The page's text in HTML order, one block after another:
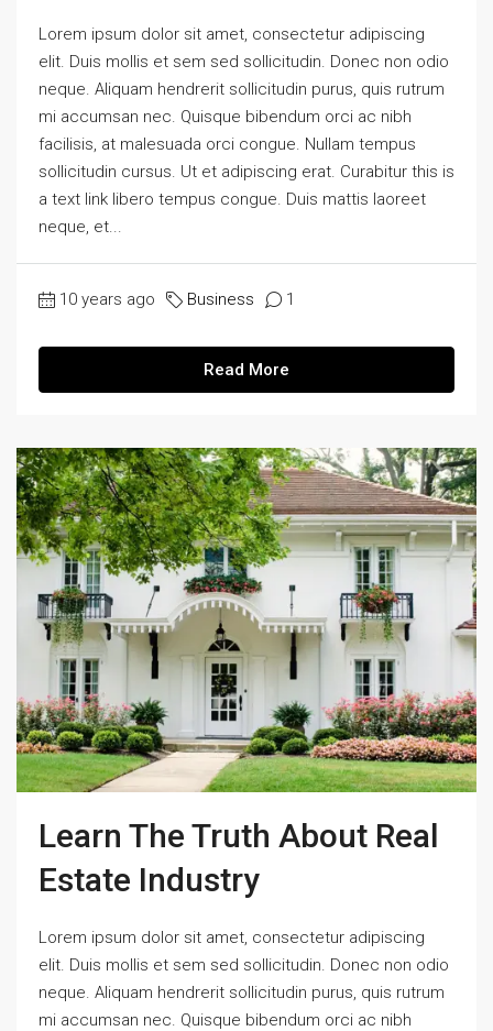
Lorem ipsum dolor sit amet, consectetur adipiscing
elit. Duis mollis et sem sed sollicitudin. Donec non odio
neque. Aliquam hendrerit sollicitudin purus, quis rutrum
mi accumsan nec. Quisque bibendum orci ac nibh
facilisis, at malesuada orci congue. Nullam tempus
sollicitudin cursus. Ut et adipiscing erat. Curabitur this is
a text link libero tempus congue. Duis mattis laoreet
neque, et...
10 years ago Business 1
Read More
Learn The Truth About Real
Estate Industry
Lorem ipsum dolor sit amet, consectetur adipiscing
elit. Duis mollis et sem sed sollicitudin. Donec non odio
neque. Aliquam hendrerit sollicitudin purus, quis rutrum
mi accumsan nec. Quisque bibendum orci ac nibh